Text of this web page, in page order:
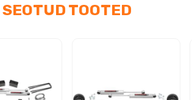
SEOTUD TOOTED